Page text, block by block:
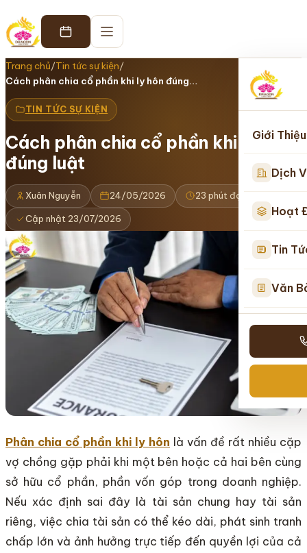
Giới Thiệu
Dịch
Hoạt
Tin
Văn
Trang chủ/Tin tức sự kiện/
Cách phân chia cổ phần khi ly hôn đúng…
TIN TỨC SỰ KIỆN
Cách phân chia cổ phần khi ly hôn
đúng luật
Xuân Nguyễn 24/05/2026 23 phút đọc
Cập nhật 23/07/2026
Phân chia cổ phần khi ly hôn là vấn đề rất nhiều cặp
vợ chồng gặp phải khi một bên hoặc cả hai bên cùng
sở hữu cổ phần, phần vốn góp trong doanh nghiệp.
Nếu xác định sai đây là tài sản chung hay tài sản
riêng, việc chia tài sản có thể kéo dài, phát sinh tranh
chấp lớn và ảnh hưởng trực tiếp đến quyền lợi của cả